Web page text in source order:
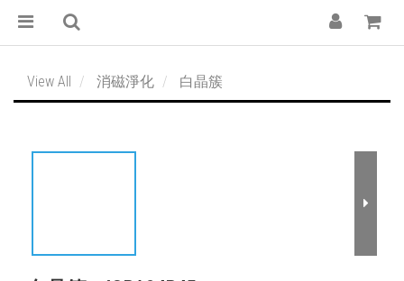
View All 消磁淨化 白晶簇